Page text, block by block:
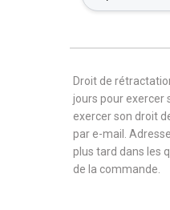
Droit de
jours pour exercer
exercer son droit
par e-mail.
plus tard dans les
de la commande.